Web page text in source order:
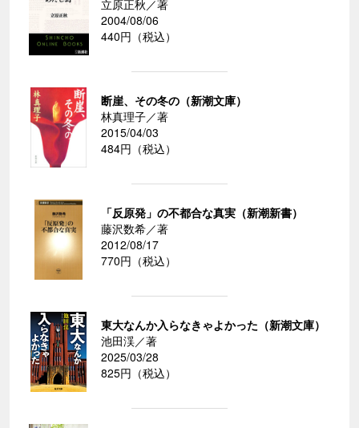
立原正秋／著
2004/08/06
440円（税込）
断崖、その冬の（新潮文庫）
林真理子／著
2015/04/03
484円（税込）
「反原発」の不都合な真実（新潮新書）
藤沢数希／著
2012/08/17
770円（税込）
東大なんか入らなきゃよかった（新潮文庫）
池田渓／著
2025/03/28
825円（税込）